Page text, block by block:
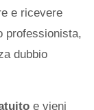
e ricevere
professionista,
dubbio
e vieni